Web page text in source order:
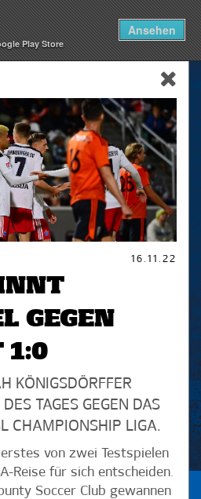
Play Store
Ansehen
16.11.22
GEGEN
1:0
KÖNIGSDÖRFFER
TAGES GEGEN DAS
CHAMPIONSHIP LIGA.
von zwei Testspielen
Reise für sich entscheiden.
Soccer Club gewannen